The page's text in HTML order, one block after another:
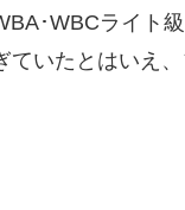
･WBCライト
ていたとはいえ